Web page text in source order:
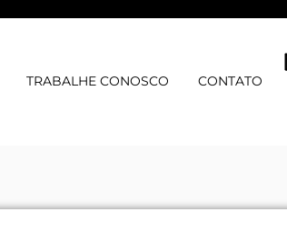
TRABALHE CONOSCO CONTATO